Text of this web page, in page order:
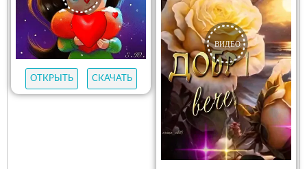
ОТКРЫТЬ СКАЧАТЬ